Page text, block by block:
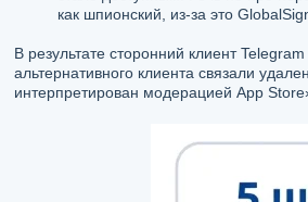
как шпионский, из-за это
В результате сторонний клиент
альтернативного клиента связали
интерпретирован модерацией App